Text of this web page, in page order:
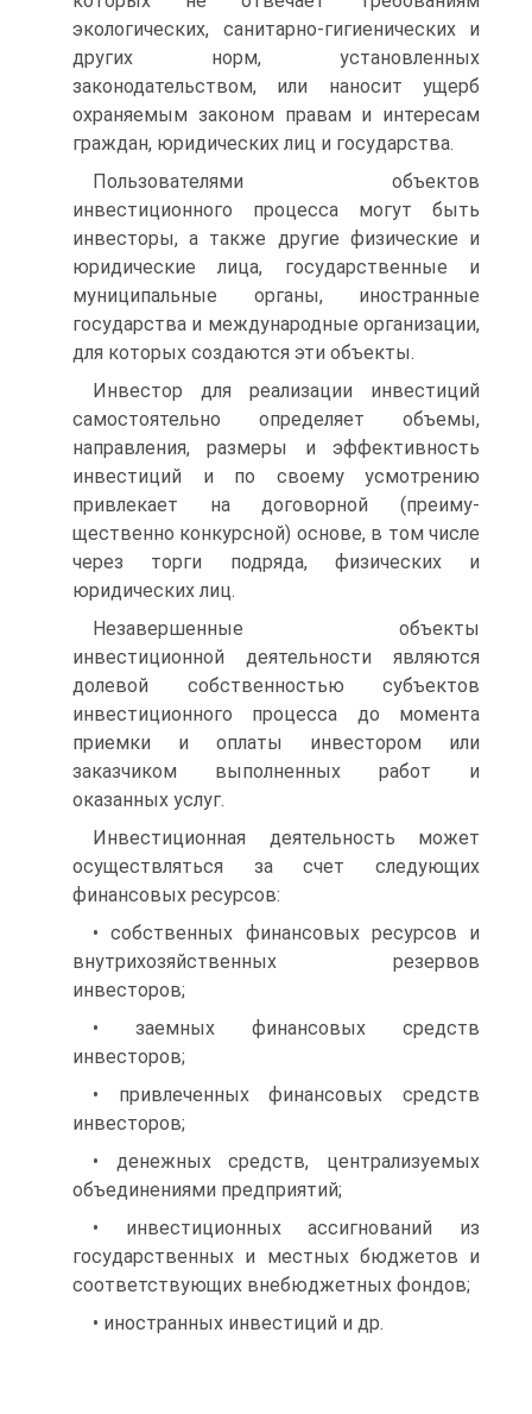
экологических, санитарно-гигиенических и
других норм, установленных
законодательством, или наносит ущерб
охраняемым законом правам и интересам
граждан, юридических лиц и государства.
Пользователями объектов
инвестиционного процесса могут быть
инвесторы, а также другие физические и
юридические лица, государ­ственные и
муниципальные органы, иностранные
государства и ме­ждународные организации,
для которых создаются эти объекты.
Инвестор для реализации инвестиций
самостоятельно определя­ет объемы,
направления, размеры и эффективность
инвестиций и по своему усмотрению
привлекает на договорной (преиму­
щественно конкурсной) основе, в том числе
через торги подряда, физических и
юридических лиц.
Незавершенные объекты
инвестиционной деятельности являют­ся
долевой собственностью субъектов
инвестиционного процесса до момента
приемки и оплаты инвестором или
заказчиком выполнен­ных работ и
оказанных услуг.
Инвестиционная деятельность может
осуществляться за счет следующих
финансовых ресурсов:
• собственных финансовых ресурсов и
внутрихозяйственных резервов
инвесторов;
• заемных финансовых средств
инвесторов;
• привлеченных финансовых средств
инвесторов;
• денежных средств, централизуемых
объединениями предприятий;
• инвестиционных ассигнований из
государственных и мест­ных бюджетов и
соответствующих внебюджетных фондов;
• иностранных инвестиций и др.